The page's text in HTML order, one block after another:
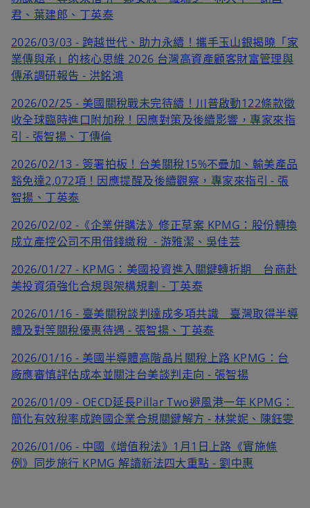
君、葉建郎、丁英泰
2026/03/03 - 跨越世代、助力永續！攜手玉山銀揭曉「家
業傳與承」的核心思維 2026 台灣高資產顧客財富管理與
傳承調研報告 - 洪銘鴻
2026/02/25 - 美國關稅戰未完待續！川普啟動122條款徵
收全球臨時進口附加稅！因應對策及後續影響，專家來指
引 - 張智揚、丁傳倫
2026/02/13 - 簽署拍板！台美關稅15%不疊加、輸美產品
豁免達2,072項！因應提醒及後續觀察，專家來指引 - 張
智揚、丁英泰
2026/02/02 -《企業併購法》修正草案 KPMG：股份轉換
成立產控公司不用借錢繳稅 - 游雅潔、吳佳芸
2026/01/27 - KPMG：美國投資進入關鍵轉折期 台商赴
美投資須強化合規與架構規劃 - 丁英泰
2026/01/16 - 臺美關稅談判達成多項共識 臺灣取得半導
體及對等關稅優惠待遇 - 張智揚、丁英泰
2026/01/16 - 美國半導體高階晶片關稅上路 KPMG：台
廠應審慎評估成本並關注台美談判走向 - 張智揚
2026/01/09 - OECD延長Pillar Two避風港一年 KPMG：
簡化有效稅率成跨國企業合規關鍵解方 - 林棠妮、陳鈺雯
2026/01/06 - 中國《增值稅法》1月1日上路《實施條
例》同步施行 KPMG 解讀新法四大重點 - 劉中惠